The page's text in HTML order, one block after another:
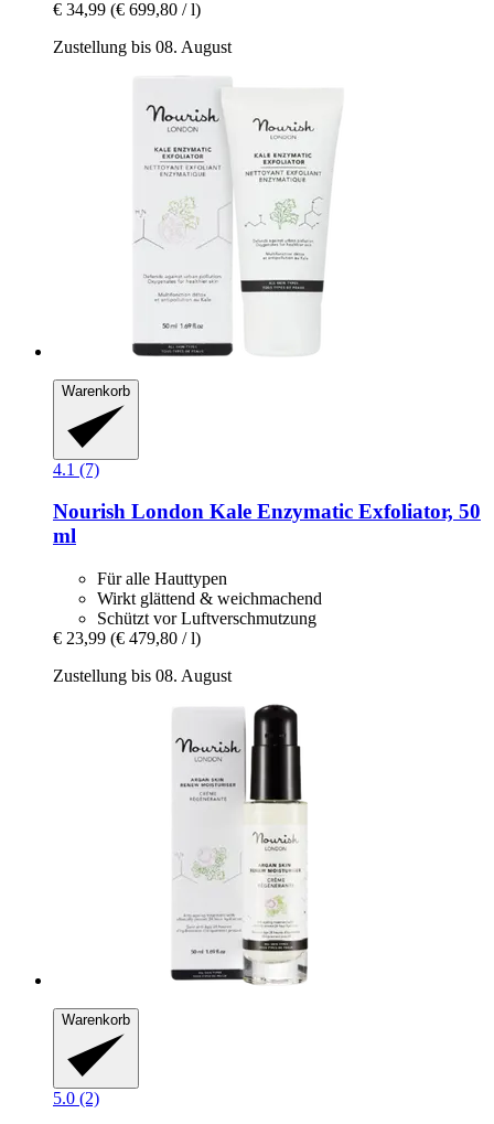
€ 34,99 (€ 699,80 / l)
Zustellung bis 08. August
Warenkorb
4.1 (7)
Nourish London Kale Enzymatic Exfoliator, 50
ml
Für alle Hauttypen
Wirkt glättend & weichmachend
Schützt vor Luftverschmutzung
€ 23,99 (€ 479,80 / l)
Zustellung bis 08. August
Warenkorb
5.0 (2)